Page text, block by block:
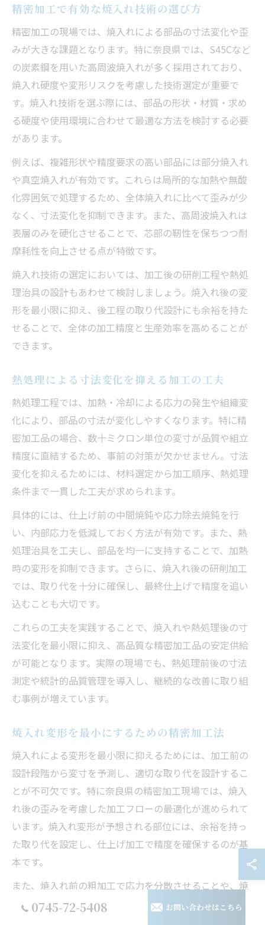
精密加工で有効な焼入れ技術の選び方
精密加工の現場では、焼入れによる部品の寸法変化や歪
みが大きな課題となります。特に奈良県では、S45Cなど
の炭素鋼を用いた高周波焼入れが多く採用されており、
焼入れ硬度や変形リスクを考慮した技術選定が重要で
す。焼入れ技術を選ぶ際には、部品の形状・材質・求め
る硬度や使用環境に合わせて最適な方法を検討する必要
があります。
例えば、複雑形状や精度要求の高い部品には部分焼入れ
や真空焼入れが有効です。これらは局所的な加熱や無酸
化雰囲気で処理するため、全体焼入れに比べて歪みが少
なく、寸法変化を抑制できます。また、高周波焼入れは
表層のみを硬化させることで、芯部の靭性を保ちつつ耐
摩耗性を向上させる点が特徴です。
焼入れ技術の選定においては、加工後の研削工程や熱処
理治具の設計もあわせて検討しましょう。焼入れ後の変
形を最小限に抑え、後工程の取り代設計にも余裕を持た
せることで、全体の加工精度と生産効率を高めることが
できます。
熱処理による寸法変化を抑える加工の工夫
熱処理工程では、加熱・冷却による応力の発生や組織変
化により、部品の寸法が変化しやすくなります。特に精
密加工品の場合、数十ミクロン単位の変寸が品質や組立
精度に直結するため、事前の対策が欠かせません。寸法
変化を抑えるためには、材料選定から加工順序、熱処理
条件まで一貫した工夫が求められます。
具体的には、仕上げ前の中間焼鈍や応力除去焼鈍を行
い、内部応力を低減しておく方法が有効です。また、熱
処理治具を工夫し、部品を均一に支持することで、加熱
時の変形を抑制できます。さらに、焼入れ後の研削加工
では、取り代を十分に確保し、最終仕上げで精度を追い
込むことも大切です。
これらの工夫を実践することで、焼入れや熱処理後の寸
法変化を最小限に抑え、高品質な精密加工品の安定供給
が可能となります。実際の現場でも、熱処理前後の寸法
測定や統計的品質管理を導入し、継続的な改善に取り組
む事例が増えています。
焼入れ変形を最小にするための精密加工法
焼入れによる変形を最小限に抑えるためには、加工前の
設計段階から変寸を予測し、適切な取り代を設計するこ
とが不可欠です。特に奈良県の精密加工現場では、焼入
れ後の歪みを考慮した加工フローの最適化が進められて
います。焼入れ変形が予想される部位には、余裕を持っ
た取り代を設定し、仕上げ加工で精度を確保するのが基
本です。
また、焼入れ前の粗加工で応力を分散させることや、焼
入れ後の研削加工を複数回に分けて行うことで、熱処理
0745-72-5408 お問い合わせはこちら